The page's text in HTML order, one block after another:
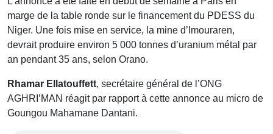
marge de la table ronde sur le financement du PDESS du
Niger. Une fois mise en service, la mine d’Imouraren,
devrait produire environ 5 000 tonnes d’uranium métal par
an pendant 35 ans, selon Orano.
Rhamar Ellatouffett, secrétaire général de l’ONG
AGHRI’MAN réagit par rapport à cette annonce au micro de
Goungou Mahamane Dantani.